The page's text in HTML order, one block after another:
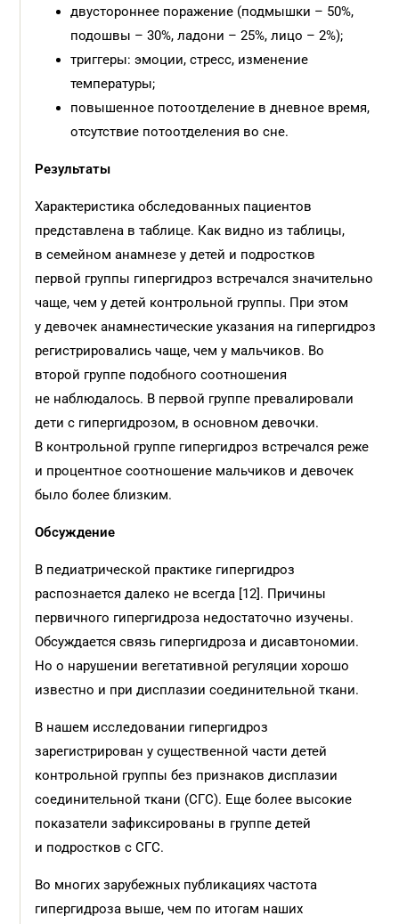
двустороннее поражение (подмышки – 50%,
подошвы – 30%, ладони – 25%, лицо – 2%);
триггеры: эмоции, стресс, изменение
температуры;
повышенное потоотделение в дневное время,
отсутствие потоотделения во сне.
Результаты
Характеристика обследованных пациентов
представлена в таблице. Как видно из таблицы,
в семейном анамнезе у детей и подростков
первой группы гипергидроз встречался значительно
чаще, чем у детей контрольной группы. При этом
у девочек анамнестические указания на гипергидроз
регистрировались чаще, чем у мальчиков. Во
второй группе подобного соотношения
не наблюдалось. В первой группе превалировали
дети с гипергидрозом, в основном девочки.
В контрольной группе гипергидроз встречался реже
и процентное соотношение мальчиков и девочек
было более близким.
Обсуждение
В педиатрической практике гипергидроз
распознается далеко не всегда [12]. Причины
первичного гипергидроза недостаточно изучены.
Обсуждается связь гипергидроза и дисавтономии.
Но о нарушении вегетативной регуляции хорошо
известно и при дисплазии соединительной ткани.
В нашем исследовании гипергидроз
зарегистрирован у существенной части детей
контрольной группы без признаков дисплазии
соединительной ткани (СГС). Еще более высокие
показатели зафиксированы в группе детей
и подростков с СГС.
Во многих зарубежных публикациях частота
гипергидроза выше, чем по итогам наших